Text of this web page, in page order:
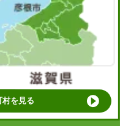
村を見る